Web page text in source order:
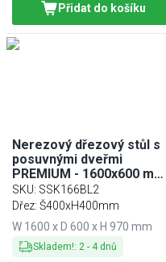
Přidat do košíku
Nerezový dřezový stůl s
posuvnými dveřmi
PREMIUM - 1600x600 mm -
s 2 dřezy vlevo
SKU: SSK166BL2
Dřez: Š400xH400mm
W 1600 x D 600 x H 970 mm
Skladem!: 2- 4 dnů